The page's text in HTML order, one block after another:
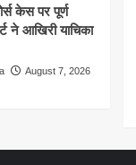
केस पर पूर्ण
ने आखिरी याचिका
August 7, 2026